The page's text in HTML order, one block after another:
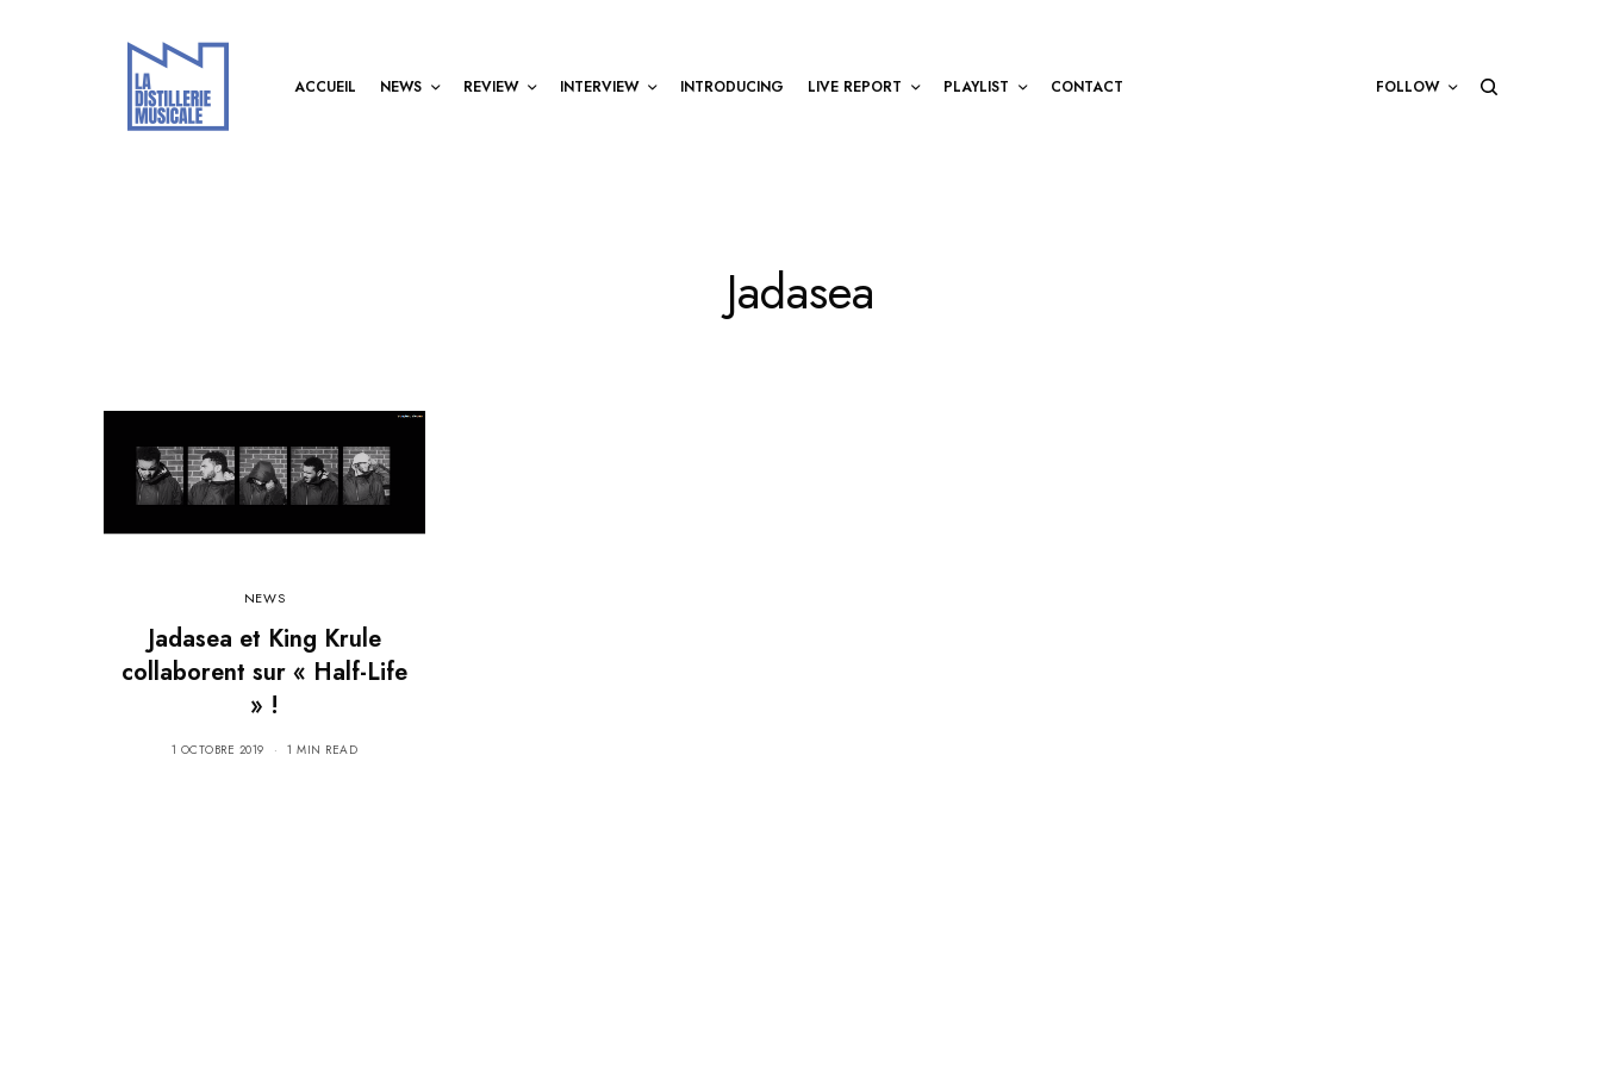
ACCUEIL NEWS REVIEW INTERVIEW INTRODUCING LIVE REPORT PLAYLIST CONTACT FOLLOW
Jadasea
NEWS
Jadasea et King Krule
collaborent sur « Half-Life
» !
1 OCTOBRE 2019 1 MIN READ